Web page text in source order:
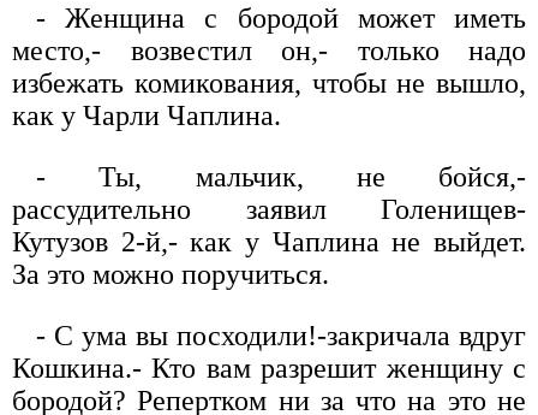
- Женщина с бородой может иметь
место,- возвестил он,- только надо
избежать комикования, чтобы не вышло,
как у Чарли Чаплина.
- Ты, мальчик, не бойся,-
рассудительно заявил Голенищев-
Кутузов 2-й,- как у Чаплина не выйдет.
За это можно поручиться.
- С ума вы посходили!-закричала вдруг
Кошкина.- Кто вам разрешит женщину с
бородой? Репертком ни за что на это не